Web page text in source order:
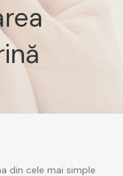
din cele mai simple